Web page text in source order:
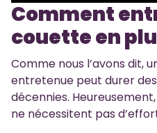
Comment
couette en
Comme nous l’avons dit,
entretenue peut durer des
décennies.
ne nécessitent pas